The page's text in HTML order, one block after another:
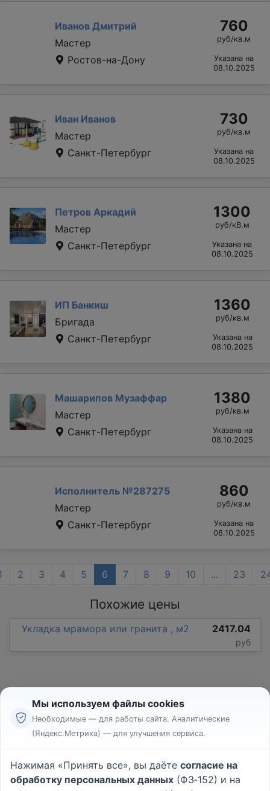
Иванов Дмитрий
Мастер
Ростов-на-Дону
760
руб/кв.м
Указана на
08.10.2025
Иван Иванов
Мастер
Санкт-Петербург
730
руб/кв.м
Указана на
08.10.2025
Петров Аркадий
Мастер
Санкт-Петербург
1300
руб/кВ.м
Указана на
08.10.2025
ИП Банкиш
Бригада
Санкт-Петербург
1360
руб/кв.м
Указана на
08.10.2025
Машарипов Музаффар
Мастер
Санкт-Петербург
1380
руб/кв.м
Указана на
08.10.2025
Исполнитель №287275
Мастер
Санкт-Петербург
860
руб/кв.м
Указана на
08.10.2025
2 3 4 5 6 7 8 9 10 ... 23
Похожие цены
Укладка мрамора или гранита , м2 2417.04
руб
Реклама
Пользовательское соглашение
Политика конфиденциальности
Мы используем файлы cookies
Необходимые — для работы сайта. Аналитические
(Яндекс.Метрика) — для улучшения сервиса.
Нажимая «Принять все», вы даёте согласие на
обработку персональных данных (ФЗ‑152) и на